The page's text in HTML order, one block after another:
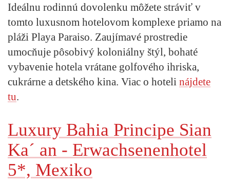
Ideálnu rodinnú dovolenku môžete stráviť v
tomto luxusnom hotelovom komplexe priamo na
pláži Playa Paraiso. Zaujímavé prostredie
umocňuje pôsobivý koloniálny štýl, bohaté
vybavenie hotela vrátane golfového ihriska,
cukrárne a detského kina. Viac o hoteli nájdete
tu.
Luxury Bahia Principe Sian
Ka´ an - Erwachsenenhotel
5*, Mexiko